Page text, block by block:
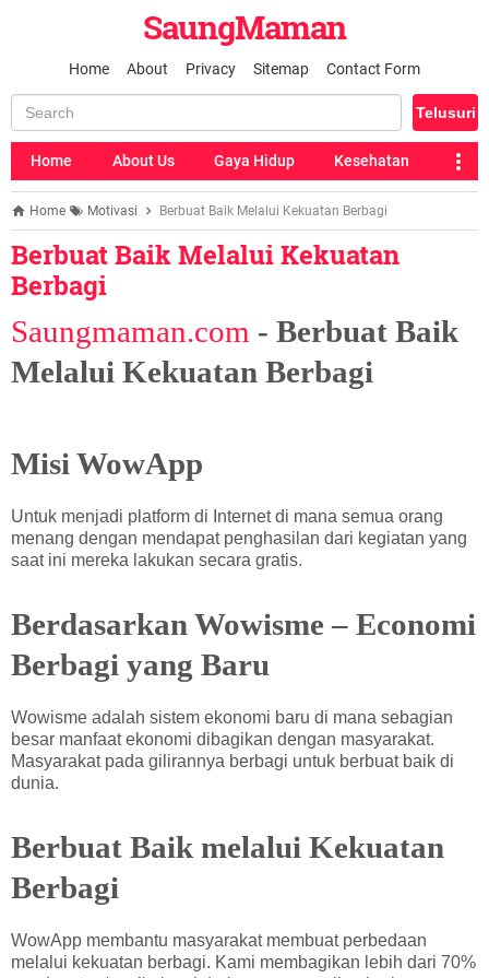
SaungMaman
Home About Privacy Sitemap Contact Form
Home About Us Gaya Hidup Kesehatan
Home Motivasi Berbuat Baik Melalui Kekuatan Berbagi
Berbuat Baik Melalui Kekuatan
Berbagi
Saungmaman.com - Berbuat Baik
Melalui Kekuatan Berbagi
Misi WowApp
Untuk menjadi platform di Internet di mana semua orang
menang dengan mendapat penghasilan dari kegiatan yang
saat ini mereka lakukan secara gratis.
Berdasarkan Wowisme – Economi
Berbagi yang Baru
Wowisme adalah sistem ekonomi baru di mana sebagian
besar manfaat ekonomi dibagikan dengan masyarakat.
Masyarakat pada gilirannya berbagi untuk berbuat baik di
dunia.
Berbuat Baik melalui Kekuatan
Berbagi
WowApp membantu masyarakat membuat perbedaan
melalui kekuatan berbagi. Kami membagikan lebih dari 70%